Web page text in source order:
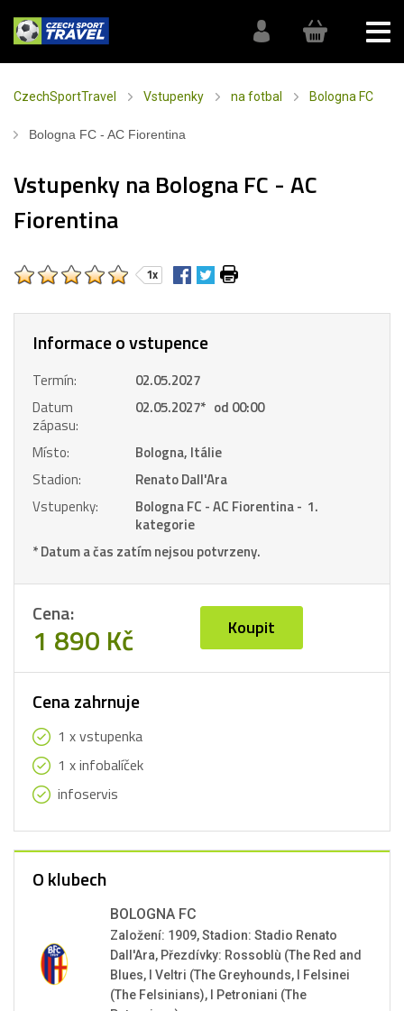
CzechSportTravel Vstupenky na fotbal Bologna FC
Bologna FC - AC Fiorentina
Vstupenky na Bologna FC - AC
Fiorentina
1x
Informace o vstupence
Termín:
02.05.2027
Datum
zápasu:
02.05.2027* od 00:00
Místo:
Bologna, Itálie
Stadion:
Renato Dall'Ara
Vstupenky:
Bologna FC - AC Fiorentina - 1.
kategorie
* Datum a čas zatím nejsou potvrzeny.
Cena:
1 890 Kč Koupit
Cena zahrnuje
1 x vstupenka
1 x infobalíček
infoservis
O klubech
BOLOGNA FC
Založení: 1909, Stadion: Stadio Renato
Dall'Ara, Přezdívky: Rossoblù (The Red and
Blues, I Veltri (The Greyhounds, I Felsinei
(The Felsinians), I Petroniani (The